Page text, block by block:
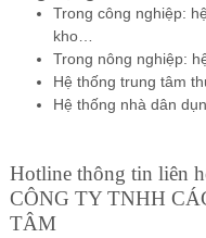
Trong công nghiệp:
kho…
Trong nông nghiệp:
Hệ thống trung tâm
Hệ thống nhà dân
Hotline thông tin liên
CÔNG TY TNHH
TÂM